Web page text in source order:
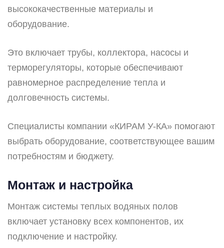
высококачественные материалы и
оборудование.
Это включает трубы, коллектора, насосы и
терморегуляторы, которые обеспечивают
равномерное распределение тепла и
долговечность системы.
Специалисты компании «КИРАМ У-КА» помогают
выбрать оборудование, соответствующее вашим
потребностям и бюджету.
Монтаж и настройка
Монтаж системы теплых водяных полов
включает установку всех компонентов, их
подключение и настройку.